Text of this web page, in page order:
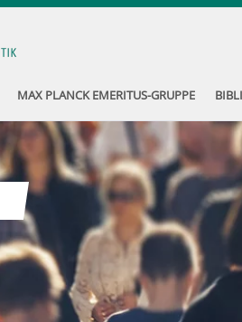
MAX PLANCK EMERITUS-GRUPPE